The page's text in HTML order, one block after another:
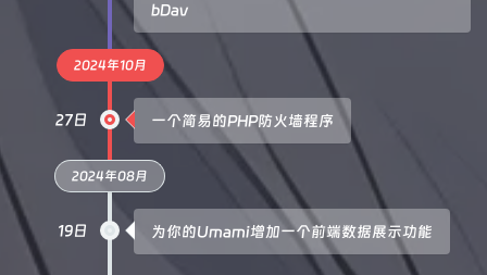
bDav
2024年10月
27日 一个简易的PHP防火墙程序
2024年08月
19日 为你的Umami增加一个前端数据展示功能